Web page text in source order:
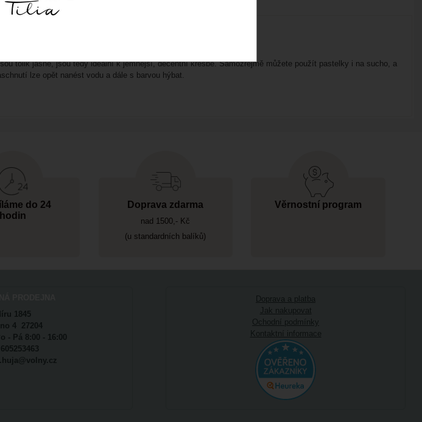
tolik jasné, jsou tedy ideální k jemnější, decentní kresbě. Samozřejmě můžete použít pastelky i na sucho, a
lze opět nanést vodu a dále s barvou hýbat.
do 24
hodin
Doprava zdarma
nad 1500,- Kč
(u standardních balíků)
Věrnostní program
1845
4 27204
- Pá 8:00 - 16:00
Doprava a platba
Jak nakupovat
Ochodní podmínky
Kontaktní informace